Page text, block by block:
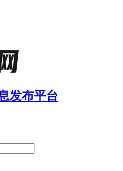
发布平台